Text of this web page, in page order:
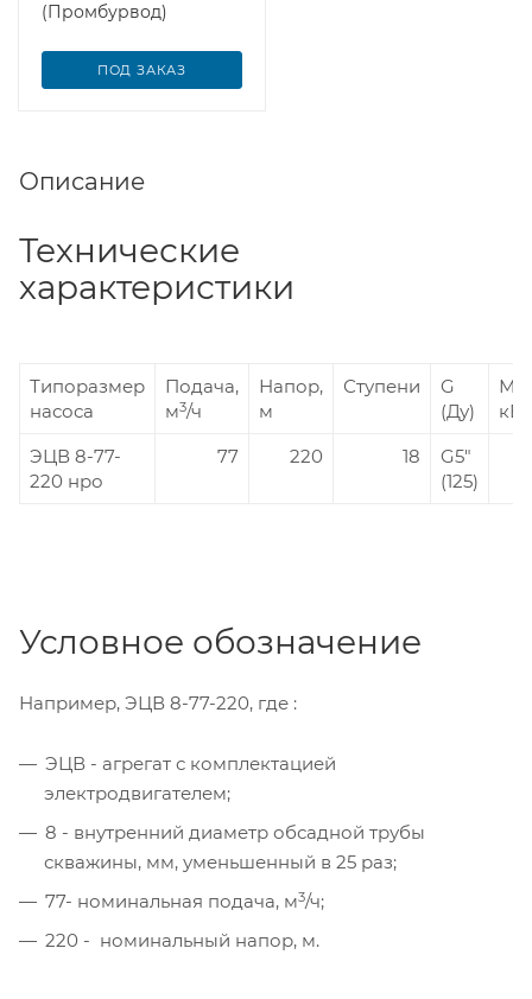
(Промбурвод)
ПОД ЗАКАЗ
Описание
Технические
характеристики
Типоразмер
насоса
Подача,
м3/ч
Напор,
м
Ступени
G
(Ду)
кВт
ЭЦВ 8-77-
220 нро
77 220 18
G5"
(125)
Условное обозначение
Например, ЭЦВ 8-77-220, где :
ЭЦВ - агрегат с комплектацией
электродвигателем;
8 - внутренний диаметр обсадной трубы
скважины, мм, уменьшенный в 25 раз;
77- номинальная подача, м3/ч;
220 - номинальный напор, м.